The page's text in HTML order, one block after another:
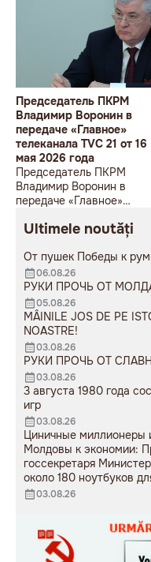
Председатель ПКРМ
Владимир Воронин в
передаче «Главное»
телеканала TVC 21 от 16
мая 2026 года
Председатель ПКРМ
Владимир Воронин в
передаче «Главное»
2026 года
Ultimele noutăți
От пушек Победы к
06.08.26
РУКИ ПРОЧЬ ОТ
05.08.26
MÂINILE JOS DE PE
NOASTRE!
03.08.26
РУКИ ПРОЧЬ ОТ
03.08.26
3 августа 1980 года
игр
03.08.26
Циничные
Молдовы к экономии:
госсекретаря
около 180 ноутбуков
03.08.26